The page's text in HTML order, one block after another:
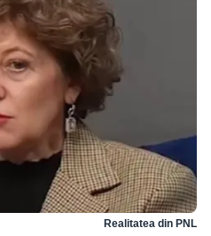
Realitatea din PNL